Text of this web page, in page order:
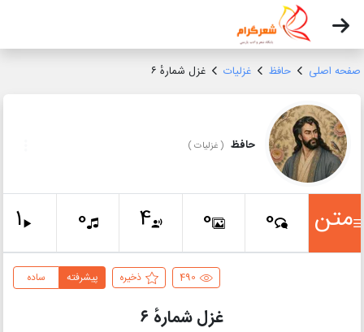
صفحه اصلی حافظ غزلیات غزل شمارهٔ ۶
حافظ (غزلیات)
متن 0
0
4
0
1
490 ذخیره ساده پیشرفته
غزل شمارهٔ ۶